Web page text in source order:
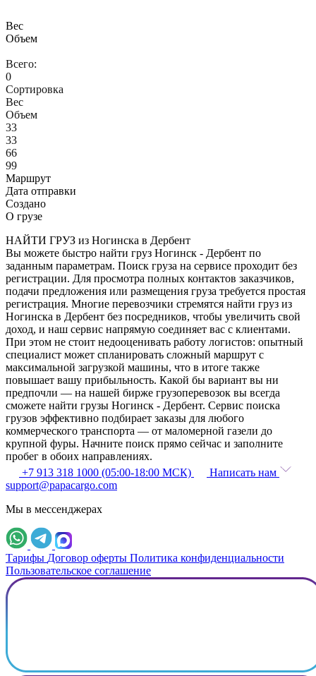
Вес
Объем
Всего:
0
Сортировка
Вес
Объем
33
33
66
99
Маршрут
Дата отправки
Создано
О грузе
НАЙТИ ГРУЗ из Ногинска в Дербент
Вы можете быстро найти груз Ногинск - Дербент по
заданным параметрам. Поиск груза на сервисе проходит без
регистрации. Для просмотра полных контактов заказчиков,
подачи предложения или размещения груза требуется простая
регистрация. Многие перевозчики стремятся найти груз из
Ногинска в Дербент без посредников, чтобы увеличить свой
доход, и наш сервис напрямую соединяет вас с клиентами.
При этом не стоит недооценивать работу логистов: опытный
специалист может спланировать сложный маршрут с
максимальной загрузкой машины, что в итоге также
повышает вашу прибыльность. Какой бы вариант вы ни
предпочли — на нашей бирже грузоперевозок вы всегда
сможете найти грузы Ногинск - Дербент. Сервис поиска
грузов эффективно подбирает заказы для любого
коммерческого транспорта — от маломерной газели до
крупной фуры. Начните поиск прямо сейчас и заполните
пробег в обоих направлениях.
+7 913 318 1000 (05:00-18:00 МСК)
Написать нам
support@papacargo.com
Мы в мессенджерах
Тарифы Договор оферты Политика конфиденциальности
Пользовательское соглашение